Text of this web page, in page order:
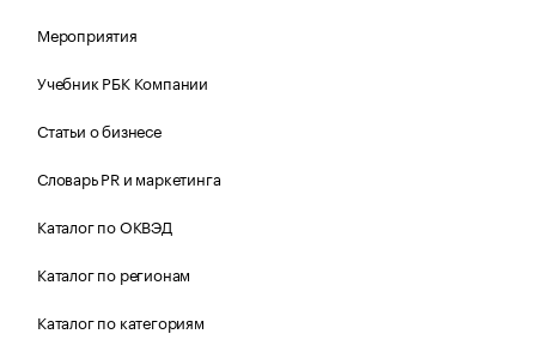
Мероприятия
Учебник РБК Компании
Статьи о бизнесе
Словарь PR и маркетинга
Каталог по ОКВЭД
Каталог по регионам
Каталог по категориям